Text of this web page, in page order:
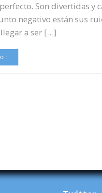
Son divertidas y
negativo están sus
a ser […]
+